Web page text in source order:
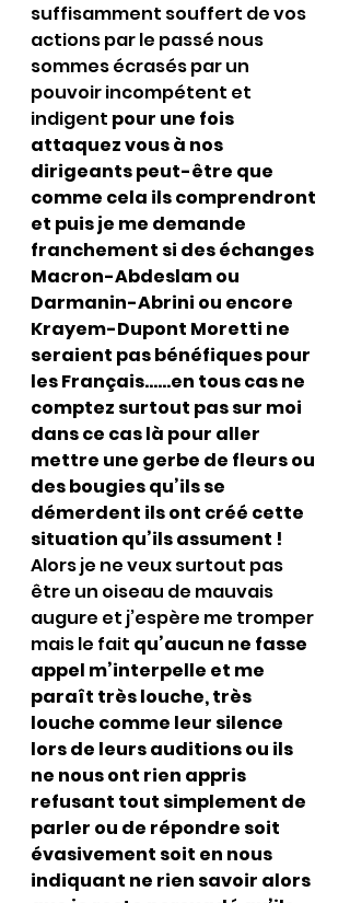
suffisamment souffert de vos
actions par le passé nous
sommes écrasés par un
pouvoir incompétent et
indigent pour une fois
attaquez vous à nos
dirigeants peut-être que
comme cela ils comprendront
et puis je me demande
franchement si des échanges
Macron-Abdeslam ou
Darmanin-Abrini ou encore
Krayem-Dupont Moretti ne
seraient pas bénéfiques pour
les Français……en tous cas ne
comptez surtout pas sur moi
dans ce cas là pour aller
mettre une gerbe de fleurs ou
des bougies qu’ils se
démerdent ils ont créé cette
situation qu’ils assument !
Alors je ne veux surtout pas
être un oiseau de mauvais
augure et j’espère me tromper
mais le fait qu’aucun ne fasse
appel m’interpelle et me
paraît très louche, très
louche comme leur silence
lors de leurs auditions ou ils
ne nous ont rien appris
refusant tout simplement de
parler ou de répondre soit
évasivement soit en nous
indiquant ne rien savoir alors